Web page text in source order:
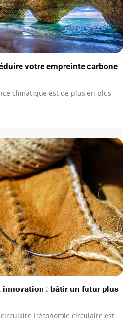
votre empreinte carbone
climatique est de plus en plus
innovation : bâtir un futur plus
L’économie circulaire est